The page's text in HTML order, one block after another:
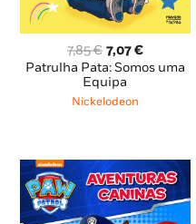
7,85€ O
preço
original
era:
7,07€O
preço
Patrulha Pata: Somos uma
Equipa
Nickelodeon